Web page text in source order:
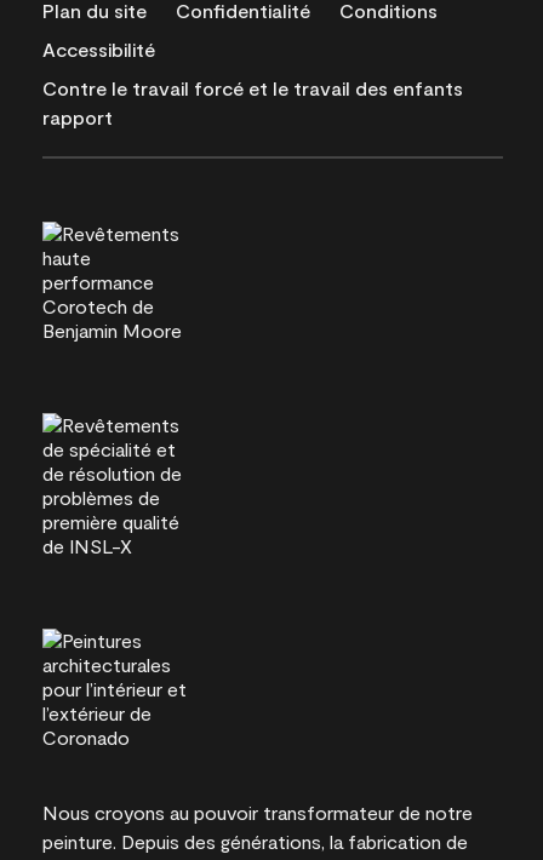
Plan du site Confidentialité
Conditions
Accessibilité
Contre le travail forcé et le travail des enfants
rapport
Nous croyons au pouvoir transformateur de notre
peinture. Depuis des générations, la fabrication de